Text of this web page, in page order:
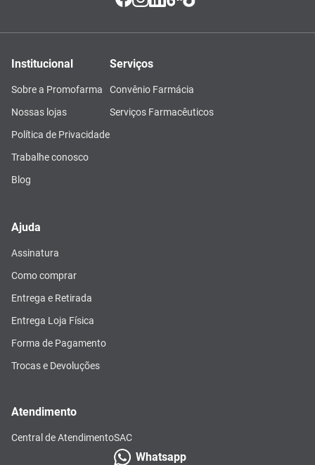
Institucional
Sobre a Promofarma
Nossas lojas
Política de Privacidade
Trabalhe conosco
Blog
Serviços
Convênio Farmácia
Serviços Farmacêuticos
Ajuda
Assinatura
Como comprar
Entrega e Retirada
Entrega Loja Física
Forma de Pagamento
Trocas e Devoluções
Atendimento
Central de AtendimentoSAC
Whatsapp